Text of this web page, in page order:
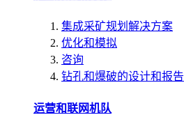
集成采矿规划解决方案
优化和模拟
咨询
钻孔和爆破的设计和报告
运营和联网机队